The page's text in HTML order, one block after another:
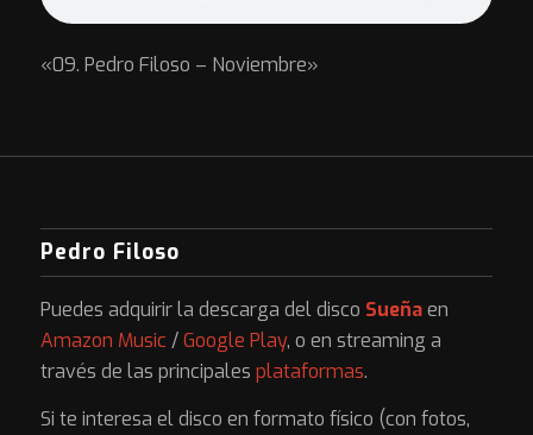
«09. Pedro Filoso – Noviembre»
Pedro Filoso
Puedes adquirir la descarga del disco Sueñaen
Amazon Music/Google Play, o en streaming a
través de las principales plataformas.
Si te interesa el disco en formato físico (con fotos,